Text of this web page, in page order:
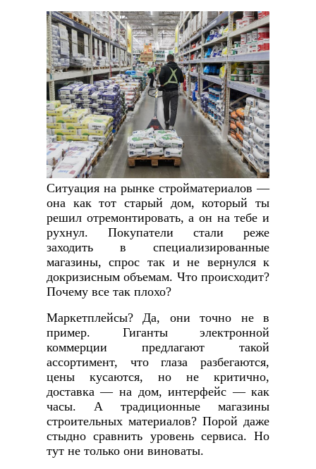
Ситуация на рынке стройматериалов —
она как тот старый дом, который ты
решил отремонтировать, а он на тебе и
рухнул. Покупатели стали реже
заходить в специализированные
магазины, спрос так и не вернулся к
докризисным объемам. Что происходит?
Почему все так плохо?
Маркетплейсы? Да, они точно не в
пример. Гиганты электронной
коммерции предлагают такой
ассортимент, что глаза разбегаются,
цены кусаются, но не критично,
доставка — на дом, интерфейс — как
часы. А традиционные магазины
строительных материалов? Порой даже
стыдно сравнить уровень сервиса. Но
тут не только они виноваты.